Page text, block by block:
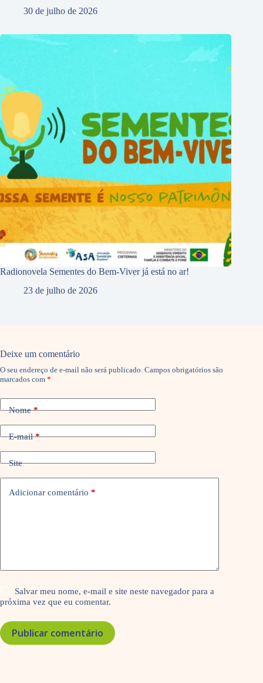
30 de julho de 2026
Radionovela Sementes do Bem-Viver já está no ar!
23 de julho de 2026
Deixe um comentário
O seu endereço de e-mail não será publicado. Campos obrigatórios são
marcados com *
Nome*
E-mail*
Site
Adicionar comentário *
Salvar meu nome, e-mail e site neste navegador para a
próxima vez que eu comentar.
Publicar comentário